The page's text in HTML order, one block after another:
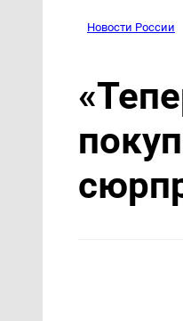
Новости России